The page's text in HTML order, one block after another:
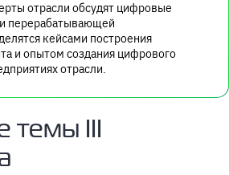
отрасли обсудят цифровые
перерабатывающей
кейсами построения
и опытом создания цифрового
отрасли.
темы III